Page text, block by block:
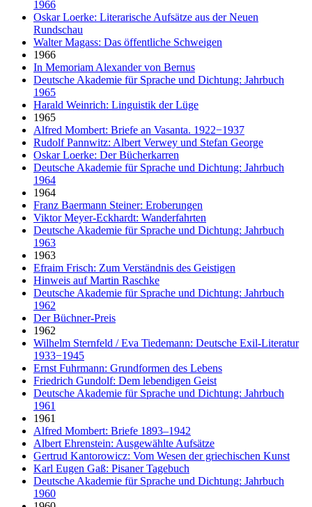
1966
Oskar Loerke: Literarische Aufsätze aus der Neuen
Rundschau
Walter Magass: Das öffentliche Schweigen
1966
In Memoriam Alexander von Bernus
Deutsche Akademie für Sprache und Dichtung: Jahrbuch
1965
Harald Weinrich: Linguistik der Lüge
1965
Alfred Mombert: Briefe an Vasanta. 1922−1937
Rudolf Pannwitz: Albert Verwey und Stefan George
Oskar Loerke: Der Bücherkarren
Deutsche Akademie für Sprache und Dichtung: Jahrbuch
1964
1964
Franz Baermann Steiner: Eroberungen
Viktor Meyer-Eckhardt: Wanderfahrten
Deutsche Akademie für Sprache und Dichtung: Jahrbuch
1963
1963
Efraim Frisch: Zum Verständnis des Geistigen
Hinweis auf Martin Raschke
Deutsche Akademie für Sprache und Dichtung: Jahrbuch
1962
Der Büchner-Preis
1962
Wilhelm Sternfeld / Eva Tiedemann: Deutsche Exil-Literatur
1933−1945
Ernst Fuhrmann: Grundformen des Lebens
Friedrich Gundolf: Dem lebendigen Geist
Deutsche Akademie für Sprache und Dichtung: Jahrbuch
1961
1961
Alfred Mombert: Briefe 1893–1942
Albert Ehrenstein: Ausgewählte Aufsätze
Gertrud Kantorowicz: Vom Wesen der griechischen Kunst
Karl Eugen Gaß: Pisaner Tagebuch
Deutsche Akademie für Sprache und Dichtung: Jahrbuch
1960